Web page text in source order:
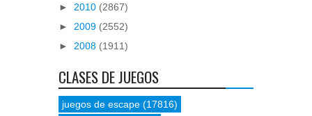
► 2010 (2867)
► 2009 (2552)
► 2008 (1911)
CLASES DE JUEGOS
juegos de escape (17816)